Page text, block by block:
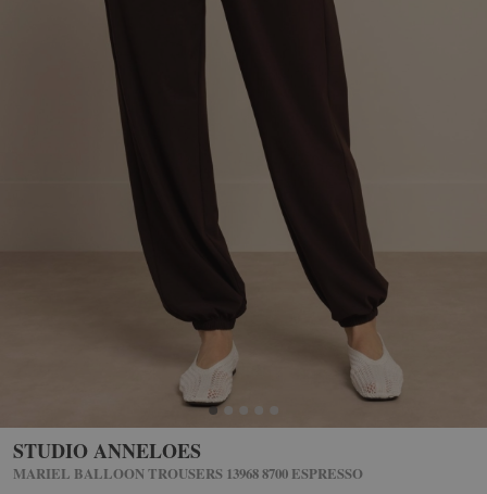
STUDIO ANNELOES
MARIEL BALLOON TROUSERS 13968 8700 ESPRESSO